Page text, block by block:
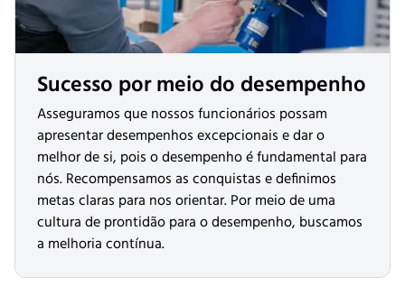
Sucesso por meio do desempenho
Asseguramos que nossos funcionários possam
apresentar desempenhos excepcionais e dar o
melhor de si, pois o desempenho é fundamental para
nós. Recompensamos as conquistas e definimos
metas claras para nos orientar. Por meio de uma
cultura de prontidão para o desempenho, buscamos
a melhoria contínua.